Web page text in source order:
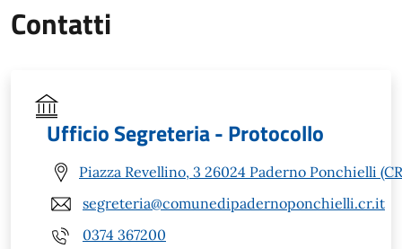
Contatti
Ufficio Segreteria - Protocollo
Piazza Revellino, 3 26024 Paderno Ponchielli
segreteria@comunedipadernoponchielli.cr.it
0374 367200